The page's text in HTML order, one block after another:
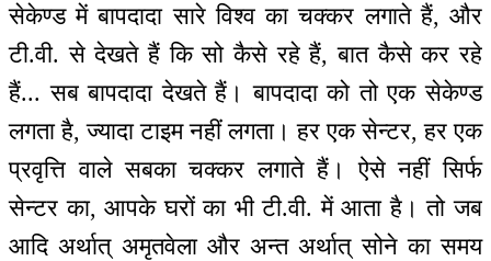
सेकेण्ड में बापदादा सारे विश्व का चक्कर लगाते हैं, और
टी.वी. से देखते हैं कि सो कैसे रहे हैं, बात कैसे कर रहे
हैं... सब बापदादा देखते हैं। बापदादा को तो एक सेकेण्ड
लगता है, ज्यादा टाइम नहीं लगता। हर एक सेन्टर, हर एक
प्रवृत्ति वाले सबका चक्कर लगाते हैं। ऐसे नहीं सिर्फ
सेन्टर का, आपके घरों का भी टी.वी. में आता है। तो जब
आदि अर्थात् अमृतवेला और अन्त अर्थात् सोने का समय